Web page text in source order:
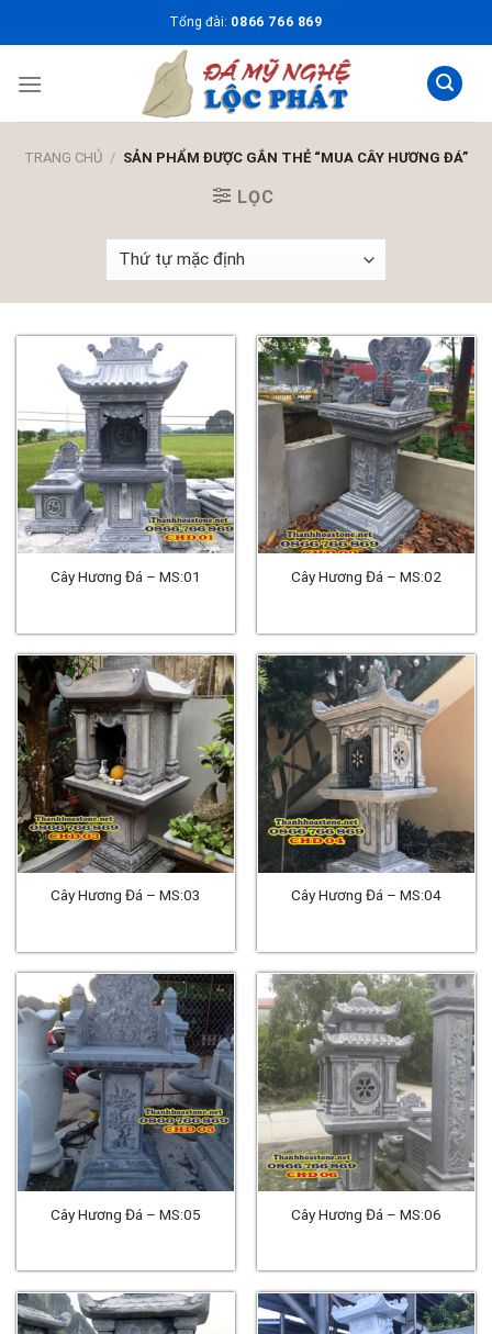
to
Tổng đài: 0866 766 869
TRANG CHỦ / SẢN PHẨM ĐƯỢC GẮN THẺ “MUA CÂY HƯƠNG ĐÁ”
LỌC
Cây Hương Đá – MS:01 Cây Hương Đá – MS:02
Cây Hương Đá – MS:03 Cây Hương Đá – MS:04
Cây Hương Đá – MS:05 Cây Hương Đá – MS:06